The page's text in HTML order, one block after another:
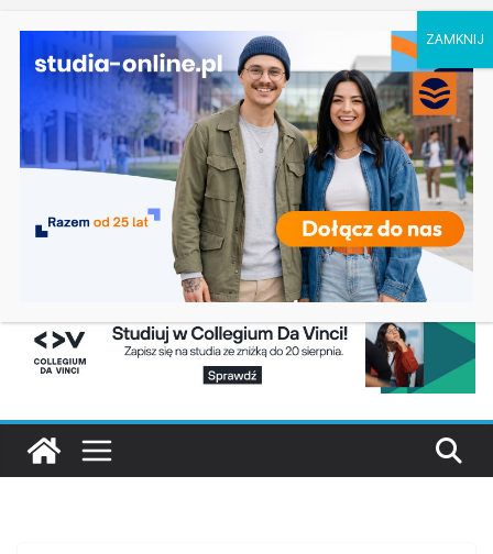
Ostatnie
wpisy:
Dodatkowa rekrutacja na studia na UJD –
Uniwersytet Jana Długosza w Częstochowie
Biotechnologia – Uniwersytet Przyrodniczy w
Poznaniu
Zarządzanie w turystyce w Katowicach
Turystyka – Uniwersytet Wrocławski
Oceanotechnika w Szczecinie